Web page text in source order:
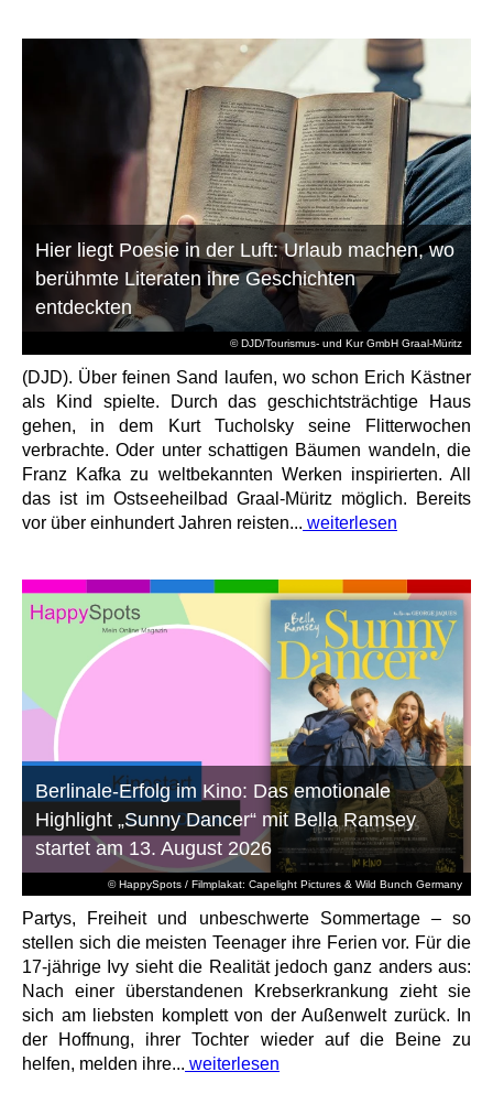
© DJD/Tourismus- und Kur GmbH Graal-Müritz
Hier liegt Poesie in der Luft: Urlaub machen, wo
berühmte Literaten ihre Geschichten
entdeckten
(DJD). Über feinen Sand laufen, wo schon Erich Kästner
als Kind spielte. Durch das geschichtsträchtige Haus
gehen, in dem Kurt Tucholsky seine Flitterwochen
verbrachte. Oder unter schattigen Bäumen wandeln, die
Franz Kafka zu weltbekannten Werken inspirierten. All
das ist im Ostseeheilbad Graal-Müritz möglich. Bereits
vor über einhundert Jahren reisten... weiterlesen
© HappySpots / Filmplakat: Capelight Pictures & Wild Bunch Germany
Berlinale-Erfolg im Kino: Das emotionale
Highlight „Sunny Dancer“ mit Bella Ramsey
startet am 13. August 2026
Partys, Freiheit und unbeschwerte Sommertage – so
stellen sich die meisten Teenager ihre Ferien vor. Für die
17-jährige Ivy sieht die Realität jedoch ganz anders aus:
Nach einer überstandenen Krebserkrankung zieht sie
sich am liebsten komplett von der Außenwelt zurück. In
der Hoffnung, ihrer Tochter wieder auf die Beine zu
helfen, melden ihre... weiterlesen